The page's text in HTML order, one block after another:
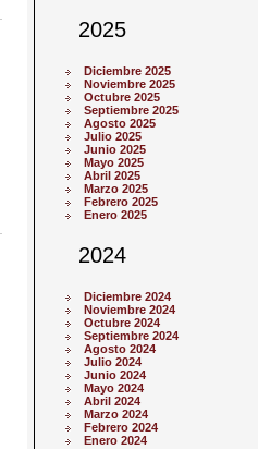
2025
Diciembre 2025
Noviembre 2025
Octubre 2025
Septiembre 2025
Agosto 2025
Julio 2025
Junio 2025
Mayo 2025
Abril 2025
Marzo 2025
Febrero 2025
Enero 2025
2024
Diciembre 2024
Noviembre 2024
Octubre 2024
Septiembre 2024
Agosto 2024
Julio 2024
Junio 2024
Mayo 2024
Abril 2024
Marzo 2024
Febrero 2024
Enero 2024